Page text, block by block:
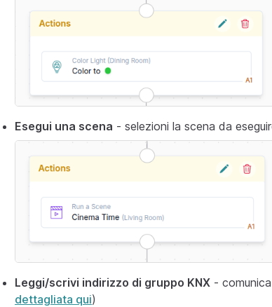
Esegui una scena - selezioni la scena da
Leggi/scrivi indirizzo di gruppo KNX -
dettagliata qui)